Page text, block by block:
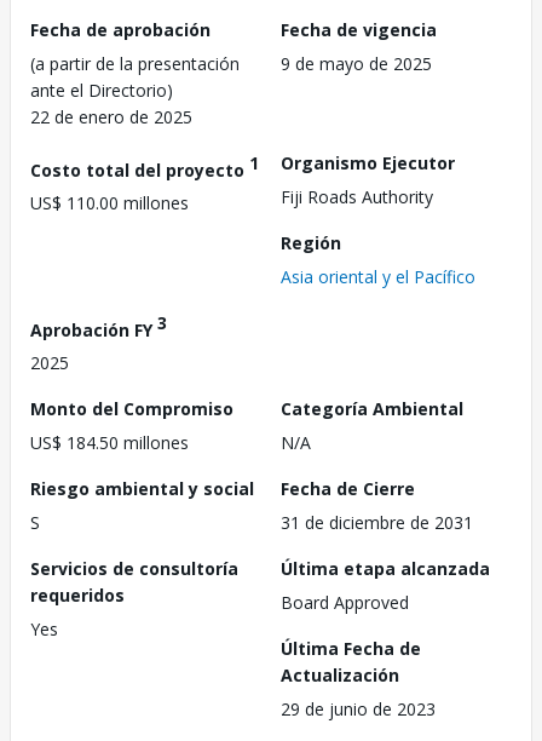
Fecha de aprobación
(a partir de la presentación
ante el Directorio)
22 de enero de 2025
Fecha de vigencia
9 de mayo de 2025
Costo total del proyecto 1
US$ 110.00 millones
Organismo Ejecutor
Fiji Roads Authority
Región
Asia oriental y el Pacífico
Aprobación FY3
2025
Monto del Compromiso
US$ 184.50 millones
Categoría Ambiental
N/A
Riesgo ambiental y social
S
Fecha de Cierre
31 de diciembre de 2031
Servicios de consultoría
requeridos
Yes
Última etapa alcanzada
Board Approved
Última Fecha de
Actualización
29 de junio de 2023